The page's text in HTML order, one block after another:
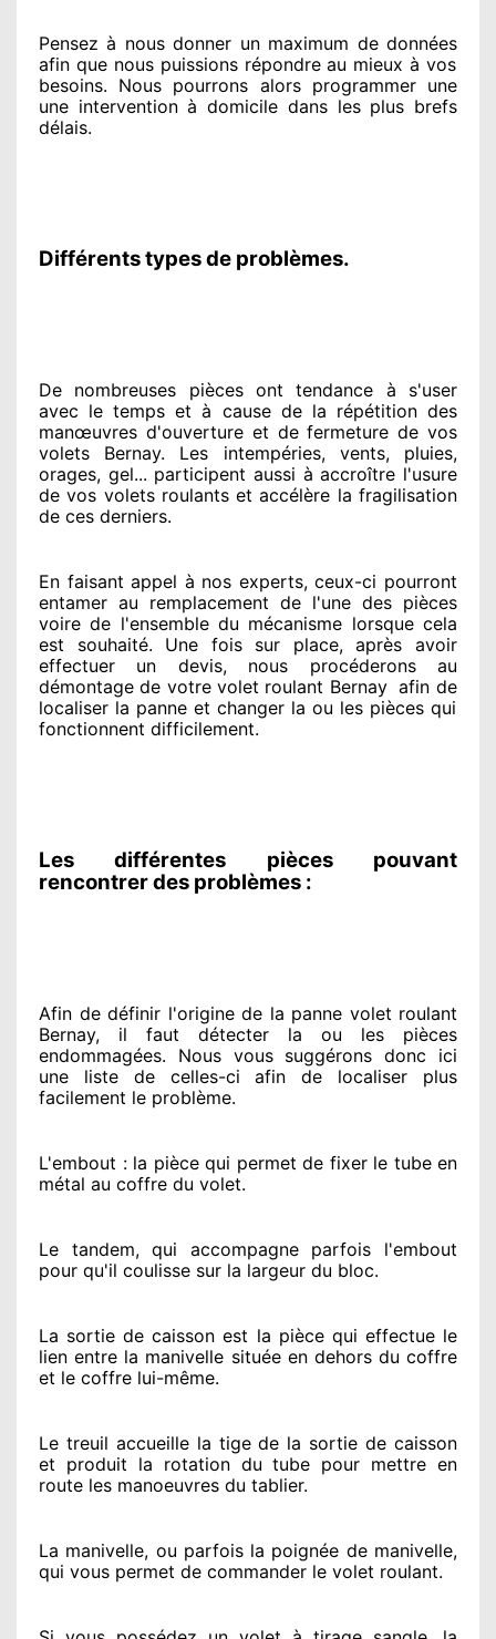
Pensez à nous donner un maximum de données
afin que nous puissions répondre au mieux à vos
besoins. Nous pourrons alors programmerune
une intervention à domicile dans les plus brefs
délais.
Différents types de problèmes.
De nombreuses pièces ont tendance à s'user
avec le temps et à causede la répétition des
manœuvres d'ouverture et de fermeture de vos
volets Bernay. Les intempéries, vents, pluies,
orages, gel... participent aussi à accroître l'usure
de vos volets roulants et accélère la fragilisation
de ces derniers.
En faisant appel à nos experts, ceux-ci pourront
entamer au remplacement de l'une des pièces
voire de l'ensembledu mécanisme lorsque cela
est souhaité. Une fois sur place, après avoir
effectuer un devis, nous procéderons au
démontage de votre volet roulant Bernay afin de
localiser la panne et changer la ou les pièces qui
fonctionnent difficilement.
Les différentes pièces pouvant
rencontrer des problèmes :
Afin de définir l'originede la panne volet roulant
Bernay, il faut détecter la ou les pièces
endommagées. Nous vous suggérons donc ici
une liste de celles-ci afin de localiser plus
facilement le problème.
L'embout : la pièce qui permet de fixer le tube en
métal au coffre du volet.
Le tandem, qui accompagne parfois l'embout
pour qu'il coulisse sur la largeur du bloc.
La sortie de caisson est la pièce qui effectuele
lien entre la manivelle situéeen dehorsdu coffre
et le coffre lui-même.
Le treuil accueille la tige de la sortie de caisson
et produit la rotation du tube pour mettre en
route les manoeuvres du tablier.
La manivelle, ou parfois la poignée de manivelle,
qui vous permet de commander le volet roulant.